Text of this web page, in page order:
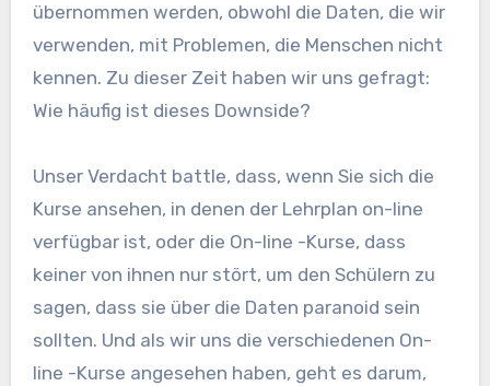
übernommen werden, obwohl die Daten, die wir
verwenden, mit Problemen, die Menschen nicht
kennen. Zu dieser Zeit haben wir uns gefragt:
Wie häufig ist dieses Downside?
Unser Verdacht battle, dass, wenn Sie sich die
Kurse ansehen, in denen der Lehrplan on-line
verfügbar ist, oder die On-line -Kurse, dass
keiner von ihnen nur stört, um den Schülern zu
sagen, dass sie über die Daten paranoid sein
sollten. Und als wir uns die verschiedenen On-
line -Kurse angesehen haben, geht es darum,